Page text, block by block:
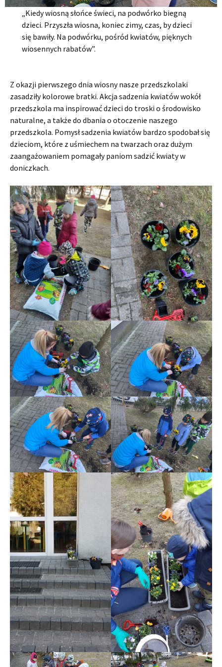
„Kiedy wiosną słońce świeci, na podwórko biegną
dzieci. Przyszła wiosna, koniec zimy, czas, by dzieci
się bawiły. Na podwórku, pośród kwiatów, pięknych
wiosennych rabatów”.
Z okazji pierwszego dnia wiosny nasze przedszkolaki
zasadziły kolorowe bratki. Akcja sadzenia kwiatów wokół
przedszkola ma inspirować dzieci do troski o środowisko
naturalne, a także do dbania o otoczenie naszego
przedszkola. Pomysł sadzenia kwiatów bardzo spodobał się
dzieciom, które z uśmiechem na twarzach oraz dużym
zaangażowaniem pomagały paniom sadzić kwiaty w
doniczkach.